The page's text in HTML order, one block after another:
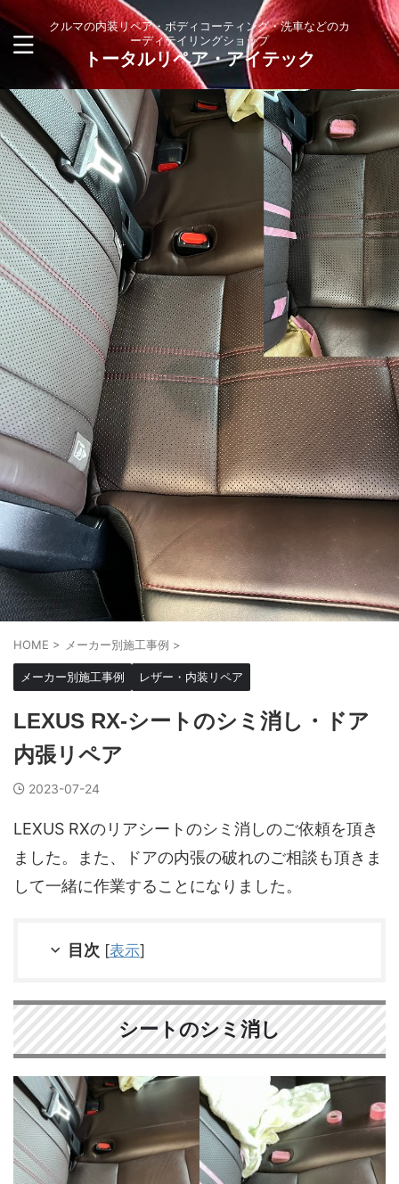
クルマの内装リペア・ボディコーティング・洗車などのカ
ーディテイリングショップ
トータルリペア・アイテック
HOME > メーカー別施工事例 >
メーカー別施工事例 レザー・内装リペア
LEXUS RX-シートのシミ消し・ドア
内張リペア
2023-07-24
LEXUS RXのリアシートのシミ消しのご依頼を頂き
ました。また、ドアの内張の破れのご相談も頂きま
して一緒に作業することになりました。
目次 [表示]
シートのシミ消し